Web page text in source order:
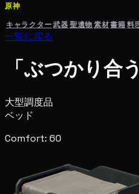
原神
キャラクター武器聖遺物素材書籍料
一覧に戻る
「ぶつかり合
大型調度品
ベッド
Comfort: 60